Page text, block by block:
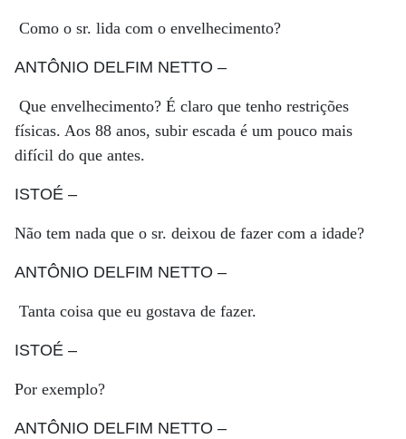
Como o sr. lida com o envelhecimento?
ANTÔNIO DELFIM NETTO –
Que envelhecimento? É claro que tenho restrições
físicas. Aos 88 anos, subir escada é um pouco mais
difícil do que antes.
ISTOÉ –
Não tem nada que o sr. deixou de fazer com a idade?
ANTÔNIO DELFIM NETTO –
Tanta coisa que eu gostava de fazer.
ISTOÉ –
Por exemplo?
ANTÔNIO DELFIM NETTO –